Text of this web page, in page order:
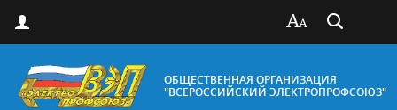
ОБЩЕСТВЕННАЯ ОРГАНИЗАЦИЯ
"ВСЕРОССИЙСКИЙ ЭЛЕКТРОПРОФСОЮЗ"